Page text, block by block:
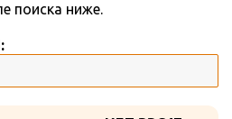
поиска ниже.